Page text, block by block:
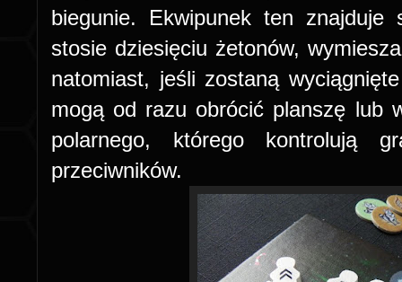
biegunie. Ekwipunek ten
stosie dziesięciu żetonów,
natomiast, jeśli zostaną
mogą od razu obrócić planszę lub
polarnego, którego kontrolują
przeciwników.